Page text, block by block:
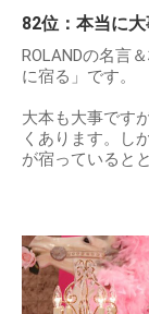
82位：本当に
ROLANDの名言
に宿る」です。
大本も大事です
くあります。し
が宿っていると